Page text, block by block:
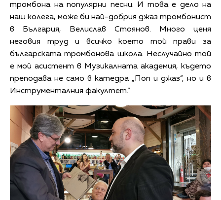
тромбона на популярни песни. И това е дело на
наш колега, може би най-добрия джаз тромбонист
в България, Велислав Стоянов. Много ценя
неговия труд и всичко което той прави за
българската тромбонова школа. Неслучайно той
е мой асистент в Музикалната академия, където
преподава не само в катедра „Поп и джаз“, но и в
Инструменталния факултет.“